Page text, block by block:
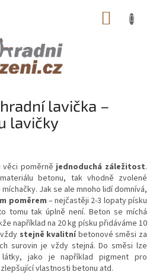
lavička –
lavičky
poměrně jednoduchá záležitost.
betonu, tak vhodně zvolené
Jak se ale mnoho lidí domnívá,
poměrem – nejčastěji 2-3 lopaty písku
tomu tak úplně není. Beton se míchá
například na 20 kg písku přidáváme 10
stejně kvalitníbetonové směsi za
surovin je vždy stejná. Do směsi lze
jako je například pigment pro
vlastnosti betonu atd.